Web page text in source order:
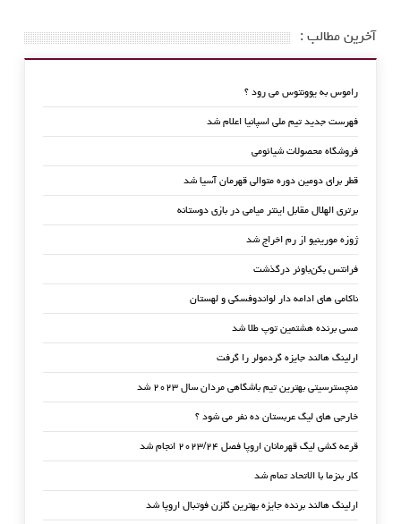
آخرین مطالب :
راموس به یوونتوس می رود ؟
فهرست جدید تیم ملی اسپانیا اعلام شد
فروشگاه محصولات شیائومی
قطر برای دومین دوره متوالی قهرمان آسیا شد
برتری الهلال مقابل اینتر میامی در بازی دوستانه
ژوزه مورینیو از رم اخراج شد
فرانتس بکن‌باوئر درگذشت
ناکامی های ادامه دار لواندوفسکی و لهستان
مسی برنده هشتمین توپ طلا شد
ارلینگ هالند جایزه گردمولر را گرفت
منچسترسیتی بهترین تیم باشگاهی مردان سال ۲۰۲۳ شد
خارجی های لیگ عربستان ده نفر می شود ؟
قرعه کشی لیگ قهرمانان اروپا فصل ۲۰۲۳/۲۴ انجام شد
کار بنزما با الاتحاد تمام شد
ارلینگ هالند برنده جایزه بهترین گلزن فوتبال اروپا شد